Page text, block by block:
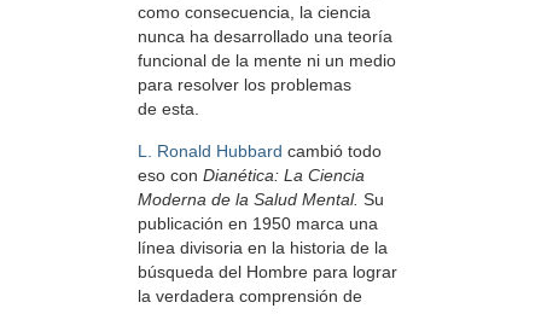
como consecuencia, la ciencia
nunca ha desarrollado una teoría
funcional de la mente ni un medio
para resolver los problemas
de esta.
L. Ronald Hubbard cambió todo
eso con Dianética: La Ciencia
Moderna de la Salud Mental. Su
publicación en 1950 marca una
línea divisoria en la historia de la
búsqueda del Hombre para lograr
la verdadera comprensión de